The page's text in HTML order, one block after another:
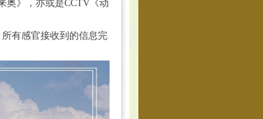
》，亦或是CCTV《动
有感官接收到的信息完